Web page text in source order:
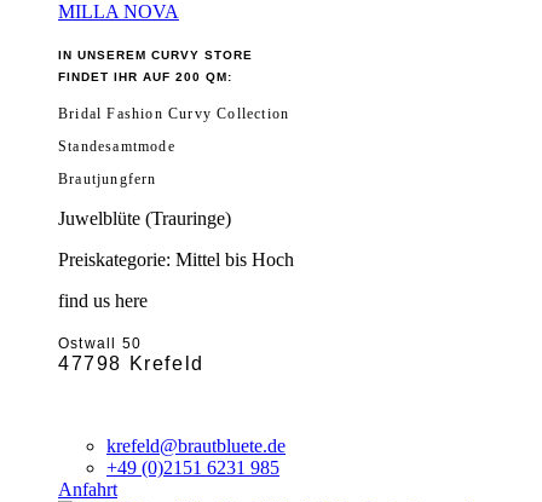
MILLA NOVA
IN UNSEREM CURVY STORE
FINDET IHR AUF 200 QM:
Bridal Fashion Curvy Collection
Standesamtmode
Brautjungfern
Juwelblüte (Trauringe)
Preiskategorie: Mittel bis Hoch
find us here
Ostwall 50
47798 Krefeld
krefeld@brautbluete.de
+49 (0)2151 6231 985
Anfahrt